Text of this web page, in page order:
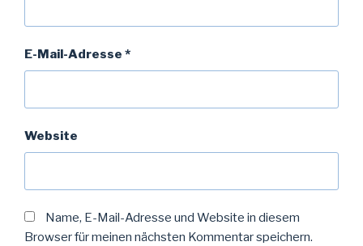
E-Mail-Adresse *
Website
Name, E-Mail-Adresse und Website in diesem
Browser für meinen nächsten Kommentar speichern.